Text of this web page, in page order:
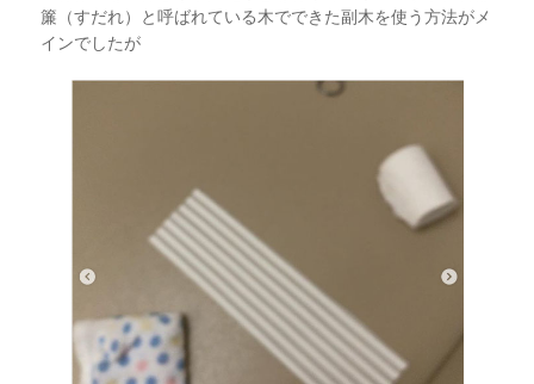
簾（すだれ）と呼ばれている木でできた副木を使う方法がメ
インでしたが